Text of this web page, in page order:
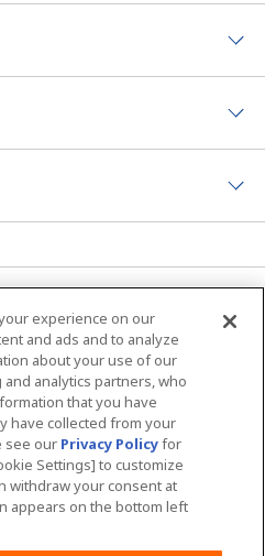
グラムサイト
ムーニーの編集ポリシー
Global Website
お問い合わせ
プライバシーポリシー
障がいの表記について
experience on our
and ads and to analyze
about your use of our
analytics partners, who
that you have
have collected from your
see our Privacy Policyfor
Settings] to customize
withdraw your consent at
appears on the bottom left